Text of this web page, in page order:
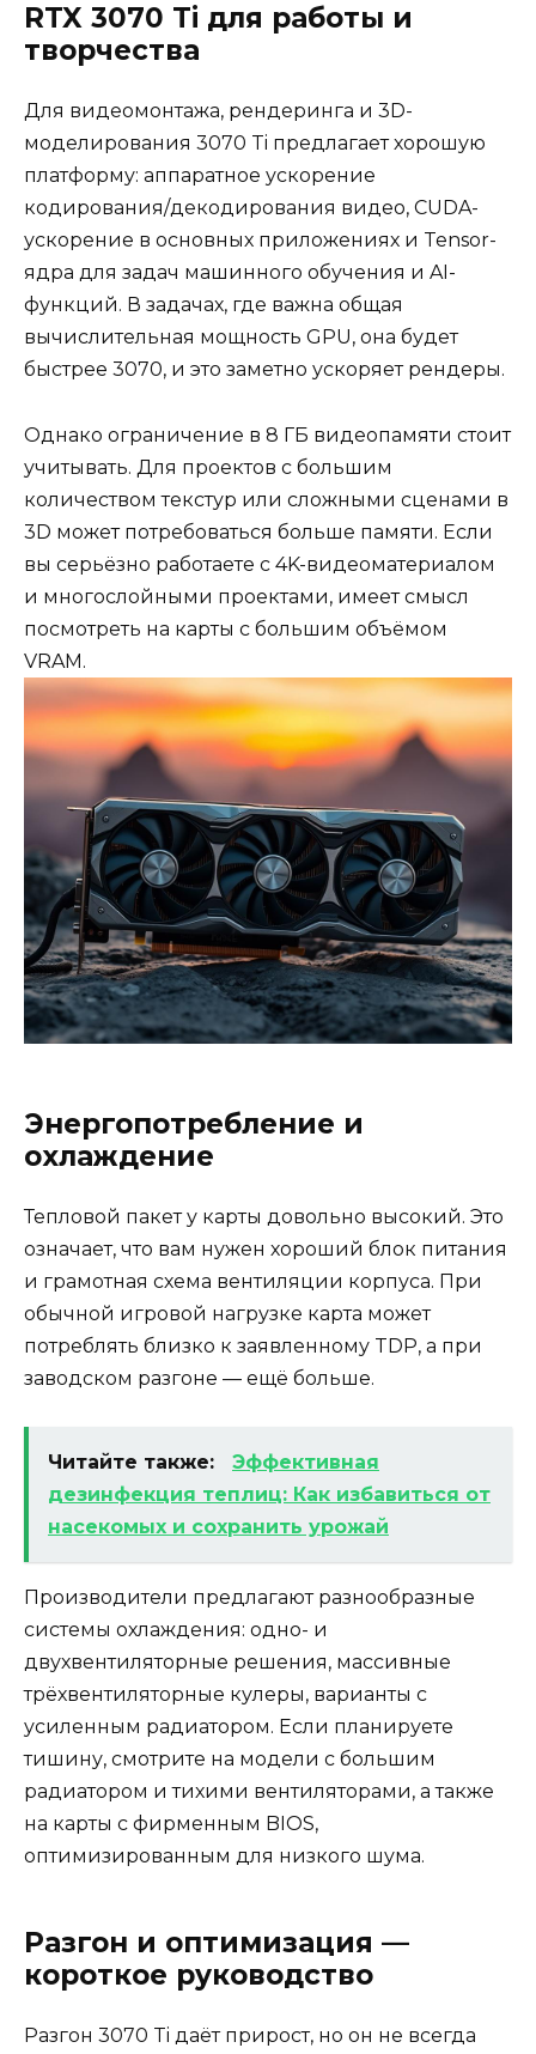
RTX 3070 Ti для работы и
творчества
Для видеомонтажа, рендеринга и 3D-
моделирования 3070 Ti предлагает хорошую
платформу: аппаратное ускорение
кодирования/декодирования видео, CUDA-
ускорение в основных приложениях и Tensor-
ядра для задач машинного обучения и AI-
функций. В задачах, где важна общая
вычислительная мощность GPU, она будет
быстрее 3070, и это заметно ускоряет рендеры.
Однако ограничение в 8 ГБ видеопамяти стоит
учитывать. Для проектов с большим
количеством текстур или сложными сцена­ми в
3D может потребоваться больше памяти. Если
вы серьёзно работаете с 4K-видеоматериалом
и многослойными проектами, имеет смысл
посмотреть на карты с большим объёмом
VRAM.
Энергопотребление и
охлаждение
Тепловой пакет у карты довольно высокий. Это
означает, что вам нужен хороший блок питания
и грамотная схема вентиляции корпуса. При
обычной игровой нагрузке карта может
потреблять близко к заявленному TDP, а при
заводском разгоне — ещё больше.
Читайте также:
Эффективная
дезинфекция теплиц: Как избавиться от
насекомых и сохранить урожай
Производители предлагают разнообразные
системы охлаждения: одно- и
двухвентиляторные решения, массивные
трёхвентиляторные кулеры, варианты с
усиленным радиатором. Если планируете
тишину, смотрите на модели с большим
радиатором и тихими вентиляторами, а также
на карты с фирменным BIOS,
оптимизированным для низкого шума.
Разгон и оптимизация —
короткое руководство
Разгон 3070 Ti даёт прирост, но он не всегда